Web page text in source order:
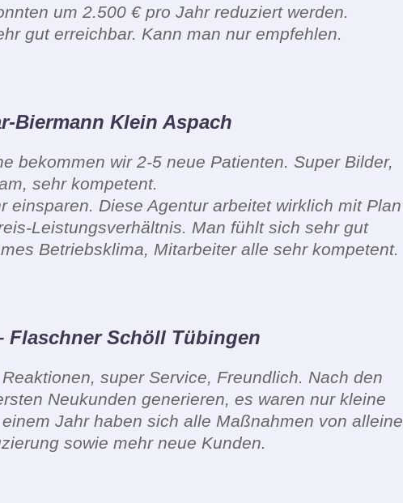
um 2.500 € pro Jahr reduziert werden.
gut erreichbar. Kann man nur empfehlen.
Biermann Klein Aspach
bekommen wir 2-5 neue Patienten. Super Bilder,
sehr kompetent.
einsparen. Diese Agentur arbeitet wirklich mit Plan
Leistungsverhältnis. Man fühlt sich sehr gut
Betriebsklima, Mitarbeiter alle sehr kompetent.
Flaschner Schöll Tübingen
super Service, Freundlich. Nach den
Neukunden generieren, es waren nur kleine
Jahr haben sich alle Maßnahmen von alleine
sowie mehr neue Kunden.